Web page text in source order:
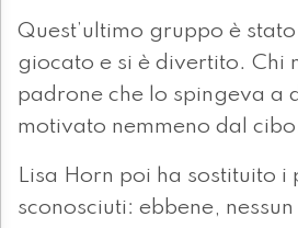
Quest’ultimo gruppo è
giocato e si è divertito. Chi
padrone che lo spingeva a
motivato nemmeno dal
Lisa Horn poi ha sostituito i
sconosciuti: ebbene,